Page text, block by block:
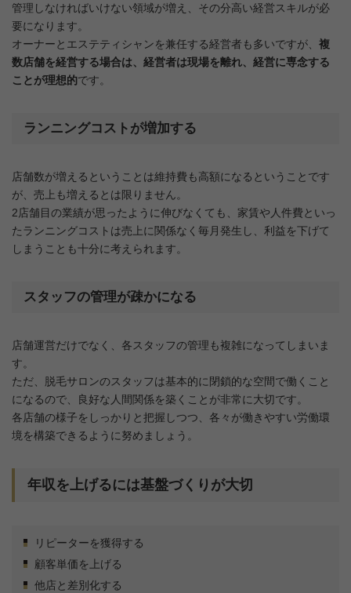
管理しなければいけない領域が増え、その分高い経営スキルが必
要になります。
オーナーとエステティシャンを兼任する経営者も多いですが、 複
数店舗を経営する場合は、経営者は現場を離れ、経営に専念する
ことが理想的です。
ランニングコストが増加する
店舗数が増えるということは維持費も高額になるということです
が、売上も増えるとは限りません。
2店舗目の業績が思ったように伸びなくても、家賃や人件費といっ
たランニングコストは売上に関係なく毎月発生し、利益を下げて
しまうことも十分に考えられます。
スタッフの管理が疎かになる
店舗運営だけでなく、各スタッフの管理も複雑になってしまいま
す。
ただ、脱毛サロンのスタッフは基本的に閉鎖的な空間で働くこと
になるので、良好な人間関係を築くことが非常に大切です。
各店舗の様子をしっかりと把握しつつ、各々が働きやすい労働環
境を構築できるように努めましょう。
年収を上げるには基盤づくりが大切
リピーターを獲得する
顧客単価を上げる
他店と差別化する